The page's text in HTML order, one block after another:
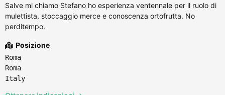
Salve mi chiamo Stefano ho esperienza ventennale per il ruolo di
mulettista, stoccaggio merce e conoscenza ortofrutta. No
perditempo.
Posizione
Roma
Roma
Italy